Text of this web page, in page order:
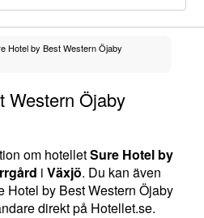
Hotel by Best Western Öjaby
Western Öjaby
om hotelletSure Hotel by
i Växjö. Du kan även
Hotel by Best Western Öjaby
direkt på Hotellet.se.